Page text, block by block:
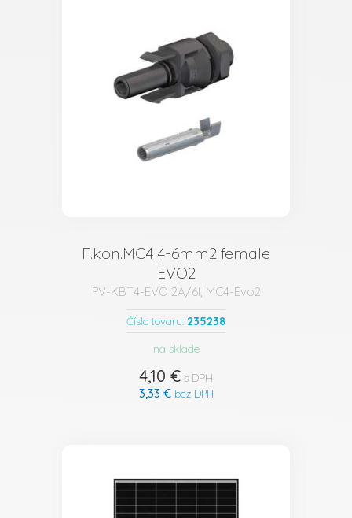
F.kon.MC4 4-6mm2 female
EVO2
PV-KBT4-EVO 2A/6I, MC4-Evo2
Číslo tovaru: 235238
na sklade
4,10 € s DPH
3,33 €bez DPH